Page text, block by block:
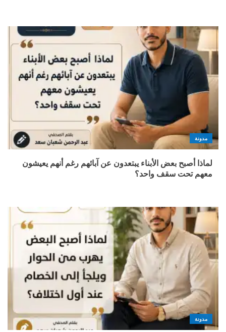
مدونة
لماذا أصبح بعض الأبناء يبتعدون عن آبائهم رغم أنهم يعيشون
معهم تحت سقف واحد؟
مدونة